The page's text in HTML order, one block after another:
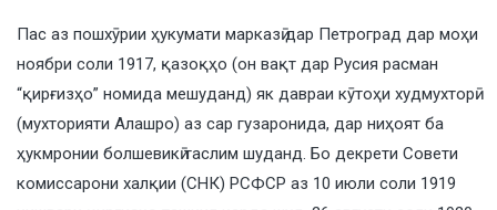
Пас аз пошхӯрии ҳукумати марказӣ дар Петроград дар моҳи
ноябри соли 1917, қазоқҳо (он вақт дар Русия расман
“қирғизҳо” номида мешуданд) як давраи кӯтоҳи худмухторӣ
(мухторияти Алашро) аз сар гузаронида, дар ниҳоят ба
ҳукмронии болшевикӣ таслим шуданд. Бо декрети Совети
комиссарони халқии (СНК) РСФСР аз 10 июли соли 1919